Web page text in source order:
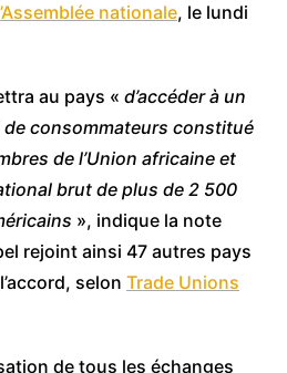
nationale, le lundi
au pays « d’accéder à un
de consommateurs constitué
de l’Union africaine et
brut de plus de 2 500
», indique la note
rejoint ainsi 47 autres pays
selon Trade Unions
de tous les échanges